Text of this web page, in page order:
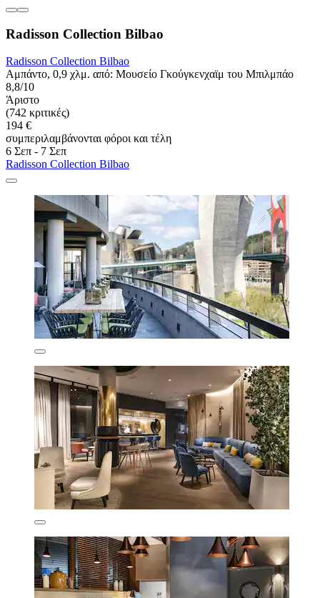
Radisson Collection Bilbao
Radisson Collection Bilbao
Αμπάντο, 0,9 χλμ. από: Μουσείο Γκούγκενχαϊμ του Μπιλμπάο
8,8/10
Άριστο
(742 κριτικές)
194 €
συμπεριλαμβάνονται φόροι και τέλη
6 Σεπ - 7 Σεπ
Radisson Collection Bilbao